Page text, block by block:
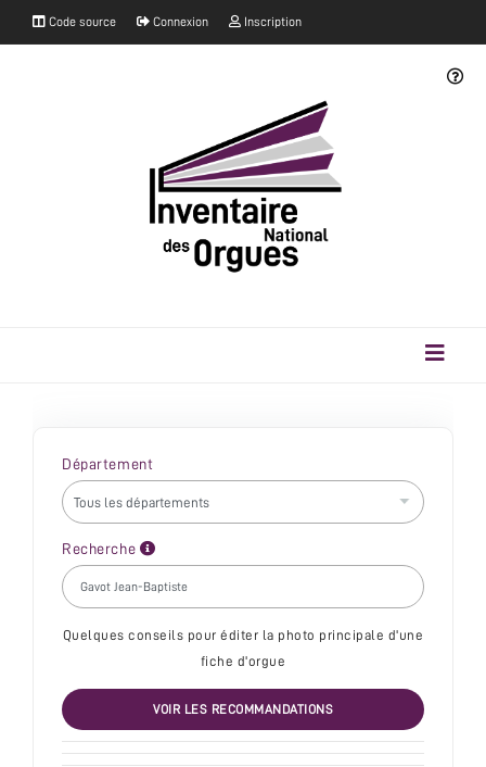
Code source Connexion Inscription
Département
Recherche
Quelques conseils pour éditer la photo principale d'une
fiche d'orgue
VOIR LES RECOMMANDATIONS